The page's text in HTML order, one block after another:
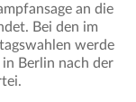
an die
Bei den im
werde
Berlin nach der